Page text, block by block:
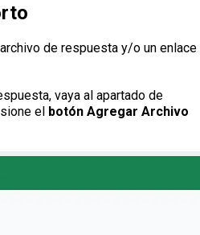
de respuesta y/o un enlace
vaya al apartado de
el botón Agregar Archivo